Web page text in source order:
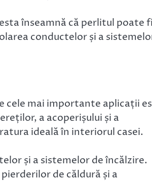
înseamnă că perlitul poate fi
conductelor și a
cele mai importante aplicații
a acoperișului și a
ideală în interiorul casei.
și a sistemelor de încălzire.
de căldură și a